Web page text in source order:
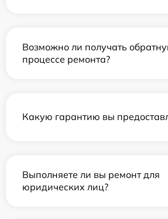
Возможно ли получать
процессе ремонта?
Какую гарантию вы
Выполняете ли вы ремонт для
юридических лиц?